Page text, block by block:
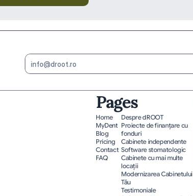
Pages
Home
MyDent
Blog
Pricing
Contact
FAQ
Despre dROOT
Proiecte de finanțare cu
fonduri
Cabinete independente
Software stomatologic
Cabinete cu mai multe
locații
Modernizarea Cabinetului
Tău
Testimoniale